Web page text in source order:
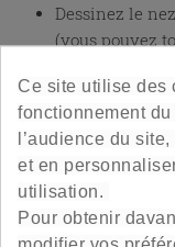
Dessinez le
(vous pouvez
Dessinez les
moustaches
Sur du papier
et, à un autre
ovale pointue)
Ce site utilise des
fonctionnement
l’audience du
et en
utilisation.
Pour obtenir